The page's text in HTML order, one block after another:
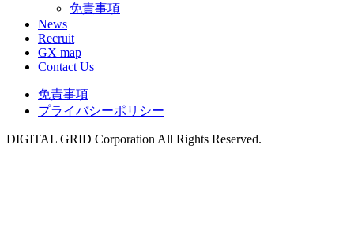
免責事項
News
Recruit
GX map
Contact Us
免責事項
プライバシーポリシー
DIGITAL GRID Corporation All Rights Reserved.